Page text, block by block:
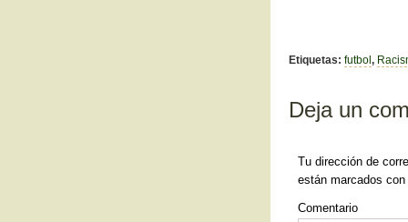
b
o
k
Etiquetas: futbol ,
Deja un
Tu dirección de
están marcados con
Comentario